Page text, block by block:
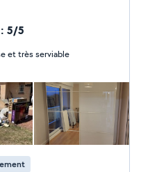
5/5
et très serviable